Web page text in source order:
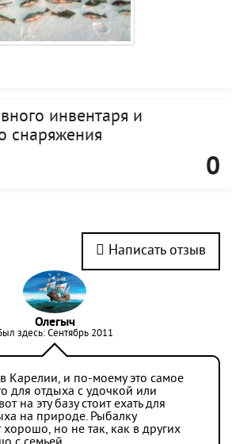
инвентаря и
снаряжения
0
Написать отзыв
Олегыч
здесь: Сентябрь 2011
Карелии, и по-моему это самое
для отдыха с удочкой или
на эту базу стоит ехать для
на природе. Рыбалку
но не так, как в других